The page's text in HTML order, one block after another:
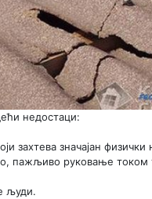
недостаци:
захтева значајан
пажљиво руковање током
људи.